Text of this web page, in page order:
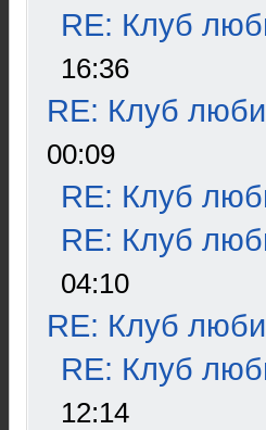
RE: Клуб
16:36
RE: Клуб
00:09
RE: Клуб
RE: Клуб
04:10
RE: Клуб
RE: Клуб
12:14